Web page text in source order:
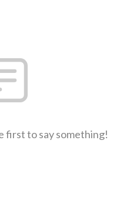
first to say something!